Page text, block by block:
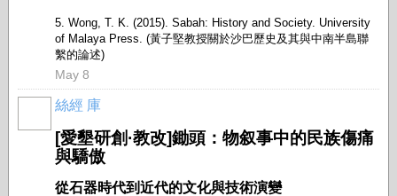
5. Wong, T. K. (2015). Sabah: History and Society. University
of Malaya Press. (黃子堅教授關於沙巴歷史及其與中南半島聯
繫的論述)
May 8
絲經 庫
[愛墾研創·教改]鋤頭：物叙事中的民族傷痛
與驕傲
從石器時代到近代的文化與技術演變